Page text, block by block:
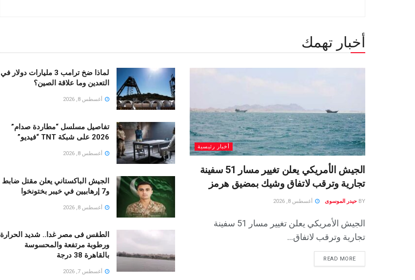
أخبار تهمك
أخبار رئيسية
الجيش الأمريكي يعلن تغيير مسار 51 سفينة
تجارية وترقب لاتفاق وشيك بمضيق هرمز
BY حيدر الموسوى أغسطس 8, 2026
الجيش الأمريكي يعلن تغيير مسار 51 سفينة
تجارية وترقب لاتفاق...
READ MORE
لماذا ضخ ترامب 3 مليارات دولار في
التعدين وما علاقة الصين؟
أغسطس 8, 2026
تفاصيل مسلسل “مطاردة صدام”
2026 على شبكة TNT “فيديو”
أغسطس 8, 2026
الجيش الباكستاني يعلن مقتل ضابط
و7 إرهابيين في خيبر بختونخوا
أغسطس 8, 2026
الطقس فى مصر غدا.. شديد الحرارة
ورطوبة مرتفعة والمحسوسة
بالقاهرة 38 درجة
أغسطس 7, 2026